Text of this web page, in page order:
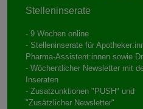
Stelleninserate
- 9 Wochen online
- Stelleninserate für
Pharma-Assistent:innen sowie
- Wöchentlicher Newsletter mit
Inseraten
- Zusatzunktionen "PUSH" und
"Zusätzlicher Newsletter"